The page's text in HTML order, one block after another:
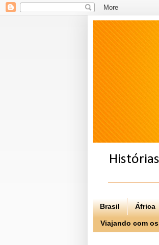
Brasil África
Viajando com